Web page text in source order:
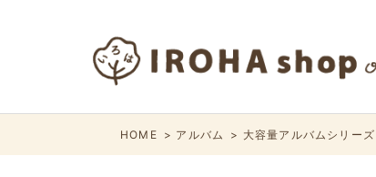
HOME アルバム 大容量アルバムシリー